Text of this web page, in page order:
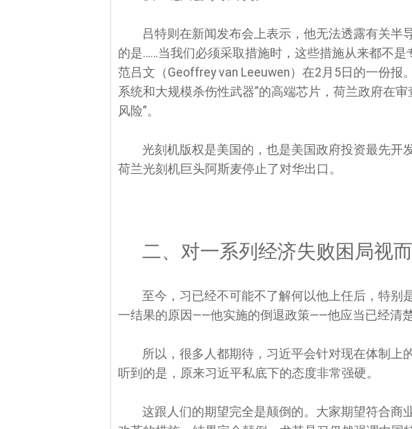
吕特则在新闻发布会上表示，他无法透露有关半
的是……当我们必须采取措施时，这些措施从来都不是
范吕文（Geoffrey van Leeuwen）在2月5日的一份报
系统和大规模杀伤性武器”的高端芯片，荷兰政府在
风险”。
光刻机版权是美国的，也是美国政府投资最先开
荷兰光刻机巨头阿斯麦停止了对华出口。
二、对一系列经济失败困局视
至今，习已经不可能不了解何以他上任后，特别
一结果的原因——他实施的倒退政策——他应当已经清楚
所以，很多人都期待，习近平会针对现在体制上
听到的是，原来习近平私底下的态度非常强硬。
这跟人们的期望完全是颠倒的。大家期望符合商